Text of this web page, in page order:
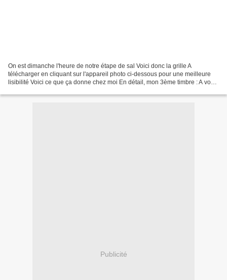
On est dimanche l'heure de notre étape de sal Voici donc la grille A
télécharger en cliquant sur l'appareil photo ci-dessous pour une meilleure
lisibilité Voici ce que ça donne chez moi En détail, mon 3ème timbre : A vous
Publicité